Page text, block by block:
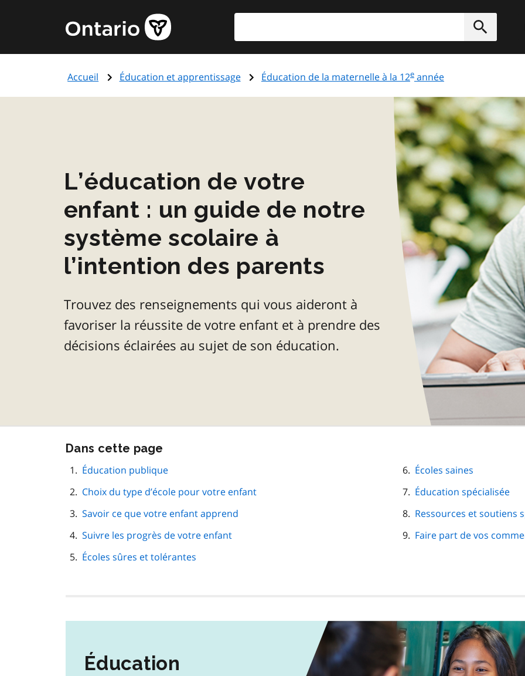
principal
Page
d'accueil
de
l'Ontario
Accueil Éducation et apprentissage Éducation de la maternelle à la 12eannée
L’éducation de votre
enfant : un guide de notre
système scolaire à
l’intention des parents
Trouvez des renseignements qui vous aideront à
favoriser la réussite de votre enfant et à prendre des
décisions éclairées au sujet de son éducation.
Dans cette page
page
Éducation publique
Choix du type d’école pour votre enfant
Savoir ce que votre enfant apprend
Suivre les progrès de votre enfant
Écoles sûres et tolérantes
Écoles saines
Éducation spécialisée
Ressources et soutiens
Faire part de vos
Éducation